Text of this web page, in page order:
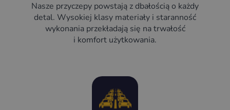
Nasze przyczepy powstają z dbałością o każdy
detal. Wysokiej klasy materiały i staranność
wykonania przekładają się na trwałość
i komfort użytkowania.